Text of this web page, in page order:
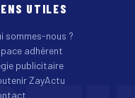
UTILES
sommes-nous ?
adhérent
publicitaire
ZayActu